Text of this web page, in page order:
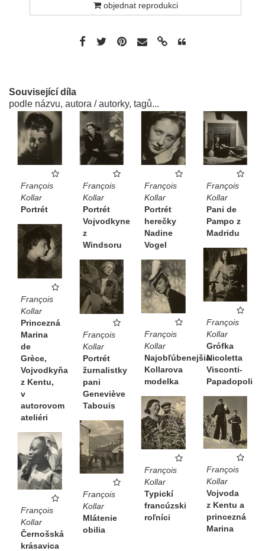
objednat reprodukci
Související díla
podle názvu, autora / autorky, tagů...
François
Kollar
Portrét
François
Kollar
Portrét
Vojvodkyne
z
Windsoru
François
Kollar
Portrét
herečky
Nadine
Vogel
François
Kollar
Pani de
Pampo z
Madridu
François
Kollar
Princezná
Marina
de
Grèce,
Vojvodkyňa
z Kentu,
v
autorovom
ateliéri
François
Kollar
Grófka
Nicoletta
Visconti-
Papadopoli
François
Kollar
Portrét
žurnalistky
pani
Geneviève
Tabouis
François
Kollar
Najobľúbenejšia
Kollarova
modelka
François
Kollar
Vojvoda
z Kentu a
princezná
Marina
François
Kollar
Typickí
francúzski
roľníci
François
Kollar
Mlátenie
obilia
François
Kollar
Černošská
krásavica